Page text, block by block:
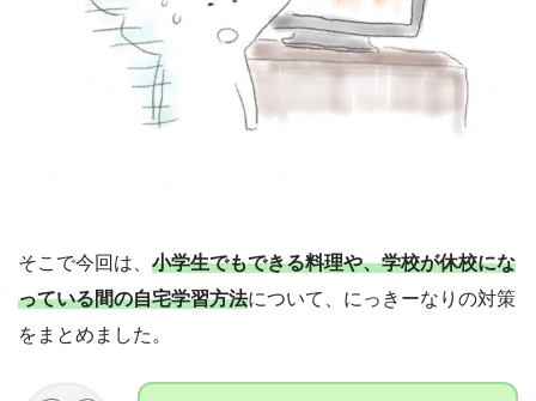
そこで今回は、 小学生でもできる料理や、学校が休校にな
っている間の自宅学習方法について、にっきーなりの対策
をまとめました。